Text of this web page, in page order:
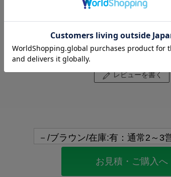
レビューはありません。
レビューを書く
お見積・ご購入へ